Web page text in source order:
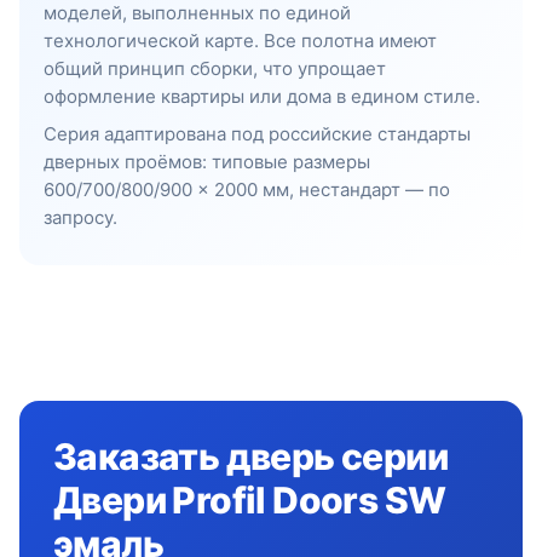
моделей, выполненных по единой
технологической карте. Все полотна имеют
общий принцип сборки, что упрощает
оформление квартиры или дома в едином стиле.
Серия адаптирована под российские стандарты
дверных проёмов: типовые размеры
600/700/800/900 × 2000 мм, нестандарт — по
запросу.
Заказать дверь серии
Двери Profil Doors SW
эмаль